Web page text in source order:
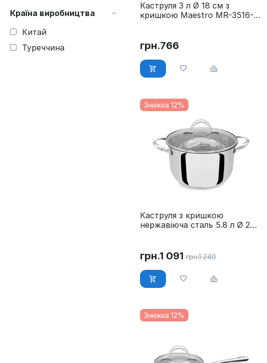
Країна виробництва
Китай
Туреччина
Каструля 3 л Ø 18 см з
кришкою Maestro MR-3516-
грн.766
Знижка 12%
Каструля з кришкою
нержавіюча сталь 5.8 л Ø 24
грн.1 091 грн.1 240
Знижка 12%